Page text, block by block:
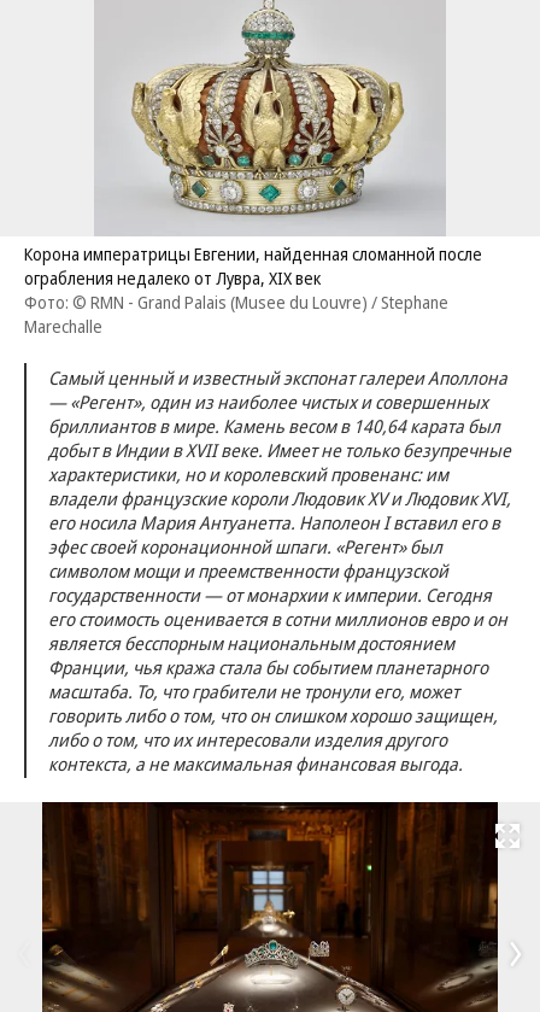
Корона императрицы Евгении, найденная сломанной после
ограбления недалеко от Лувра, XIX век
Фото: © RMN - Grand Palais (Musee du Louvre) / Stephane
Marechalle
Самый ценный и известный экспонат галереи Аполлона
— «Регент», один из наиболее чистых и совершенных
бриллиантов в мире. Камень весом в 140,64 карата был
добыт в Индии в XVII веке. Имеет не только безупречные
характеристики, но и королевский провенанс: им
владели французские короли Людовик XV и Людовик XVI,
его носила Мария Антуанетта. Наполеон I вставил его в
эфес своей коронационной шпаги. «Регент» был
символом мощи и преемственности французской
государственности — от монархии к империи. Сегодня
его стоимость оценивается в сотни миллионов евро и он
является бесспорным национальным достоянием
Франции, чья кража стала бы событием планетарного
масштаба. То, что грабители не тронули его, может
говорить либо о том, что он слишком хорошо защищен,
либо о том, что их интересовали изделия другого
контекста, а не максимальная финансовая выгода.
Развернуть